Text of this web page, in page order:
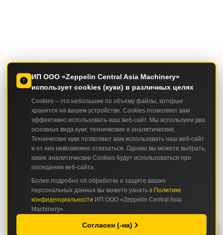
ИП ООО «Zeppelin Central Asia Machinery»
использует cookies (куки) в различных целях
Cookies – это небольшие по объему файлы, которые
хранятся на вашем устройстве. Cookies позволяют вам
эффективно использовать наш веб-сайт. Мы используем два
основных вида куки: технические и аналитические.
Технические куки позволяют вам использовать наш веб-сайт
и от них невозможно отказаться. Однако вы можете выбрать,
какие аналитические Cookies будут использоваться при
посещении веб-сайта.
Более подробно об обработке и защите ваших
персональных данных вы можете узнать в Политике
конфиденциальности ИП ООО «Zeppelin Central Asia
Machinery».
Согласен (-на)